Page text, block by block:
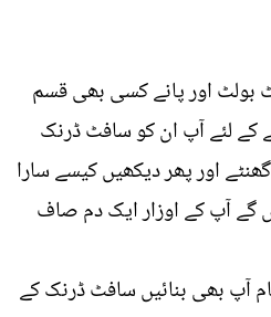
بولٹ اور پانے کسی بھی قسم
کے لئے آپ ان کو سافٹ ڈرنک
اور پھر دیکھیں کیسے سارا
گے آپ کے اوزار ایک دم صاف
بھی بنائیں سافٹ ڈرنک کے